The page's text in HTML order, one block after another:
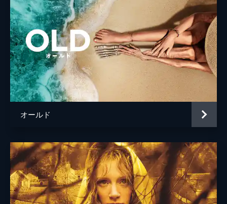
アニーの祖母 ローズマリー・ハリス
Ｊ・Ｋ・シモンズ
ケネス・キング チェルシー・ロス
ジョン・ビーズリー
監督
脚本 ビリー・ボブ・ソーントン
音楽 クリストファー・ヤング
製作 ジェームズ・ジャックス
トム・ローゼンバーグ
ロバート・Ｇ・タパート
オールド